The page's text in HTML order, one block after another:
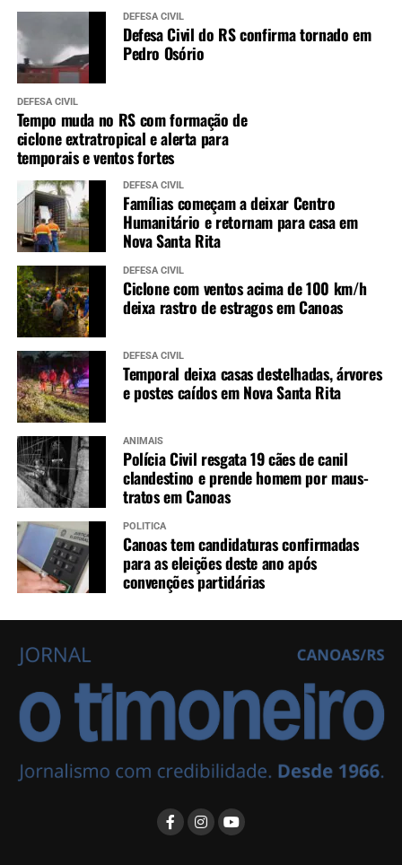
DEFESA CIVIL
Defesa Civil do RS confirma tornado em
Pedro Osório
DEFESA CIVIL
Tempo muda no RS com formação de
ciclone extratropical e alerta para
temporais e ventos fortes
DEFESA CIVIL
Famílias começam a deixar Centro
Humanitário e retornam para casa em
Nova Santa Rita
DEFESA CIVIL
Ciclone com ventos acima de 100 km/h
deixa rastro de estragos em Canoas
DEFESA CIVIL
Temporal deixa casas destelhadas, árvores
e postes caídos em Nova Santa Rita
ANIMAIS
Polícia Civil resgata 19 cães de canil
clandestino e prende homem por maus-
tratos em Canoas
POLÍTICA
Canoas tem candidaturas confirmadas
para as eleições deste ano após
convenções partidárias